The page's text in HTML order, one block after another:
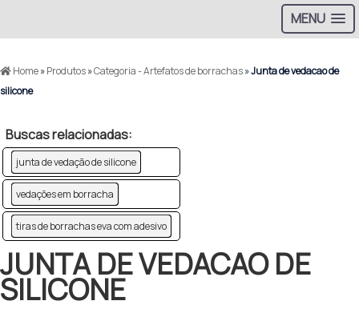
MENU
Home»Produtos»Categoria - Artefatos de borrachas»Junta de vedacao de
silicone
Buscas relacionadas:
junta de vedação de silicone
vedações em borracha
tiras de borrachas eva com adesivo
JUNTA DE VEDACAO DE
SILICONE